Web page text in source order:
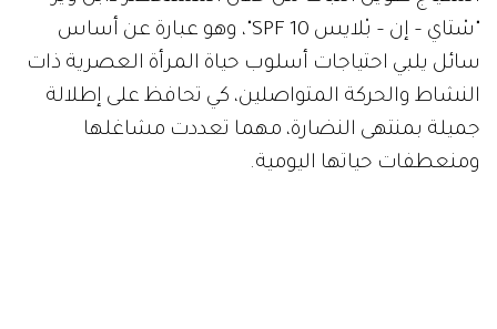
"سْتاي – إن – بْلايس SPF 10"، وهو عبارة عن أساس
سائل يلبي احتياجات أسلوب حياة المرأة العصرية ذات
النشاط والحركة المتواصلين، كي تحافظ على إطلالة
جميلة بمنتهى النضارة، مهما تعددت مشاغلها
ومنعطفات حياتها اليومية.